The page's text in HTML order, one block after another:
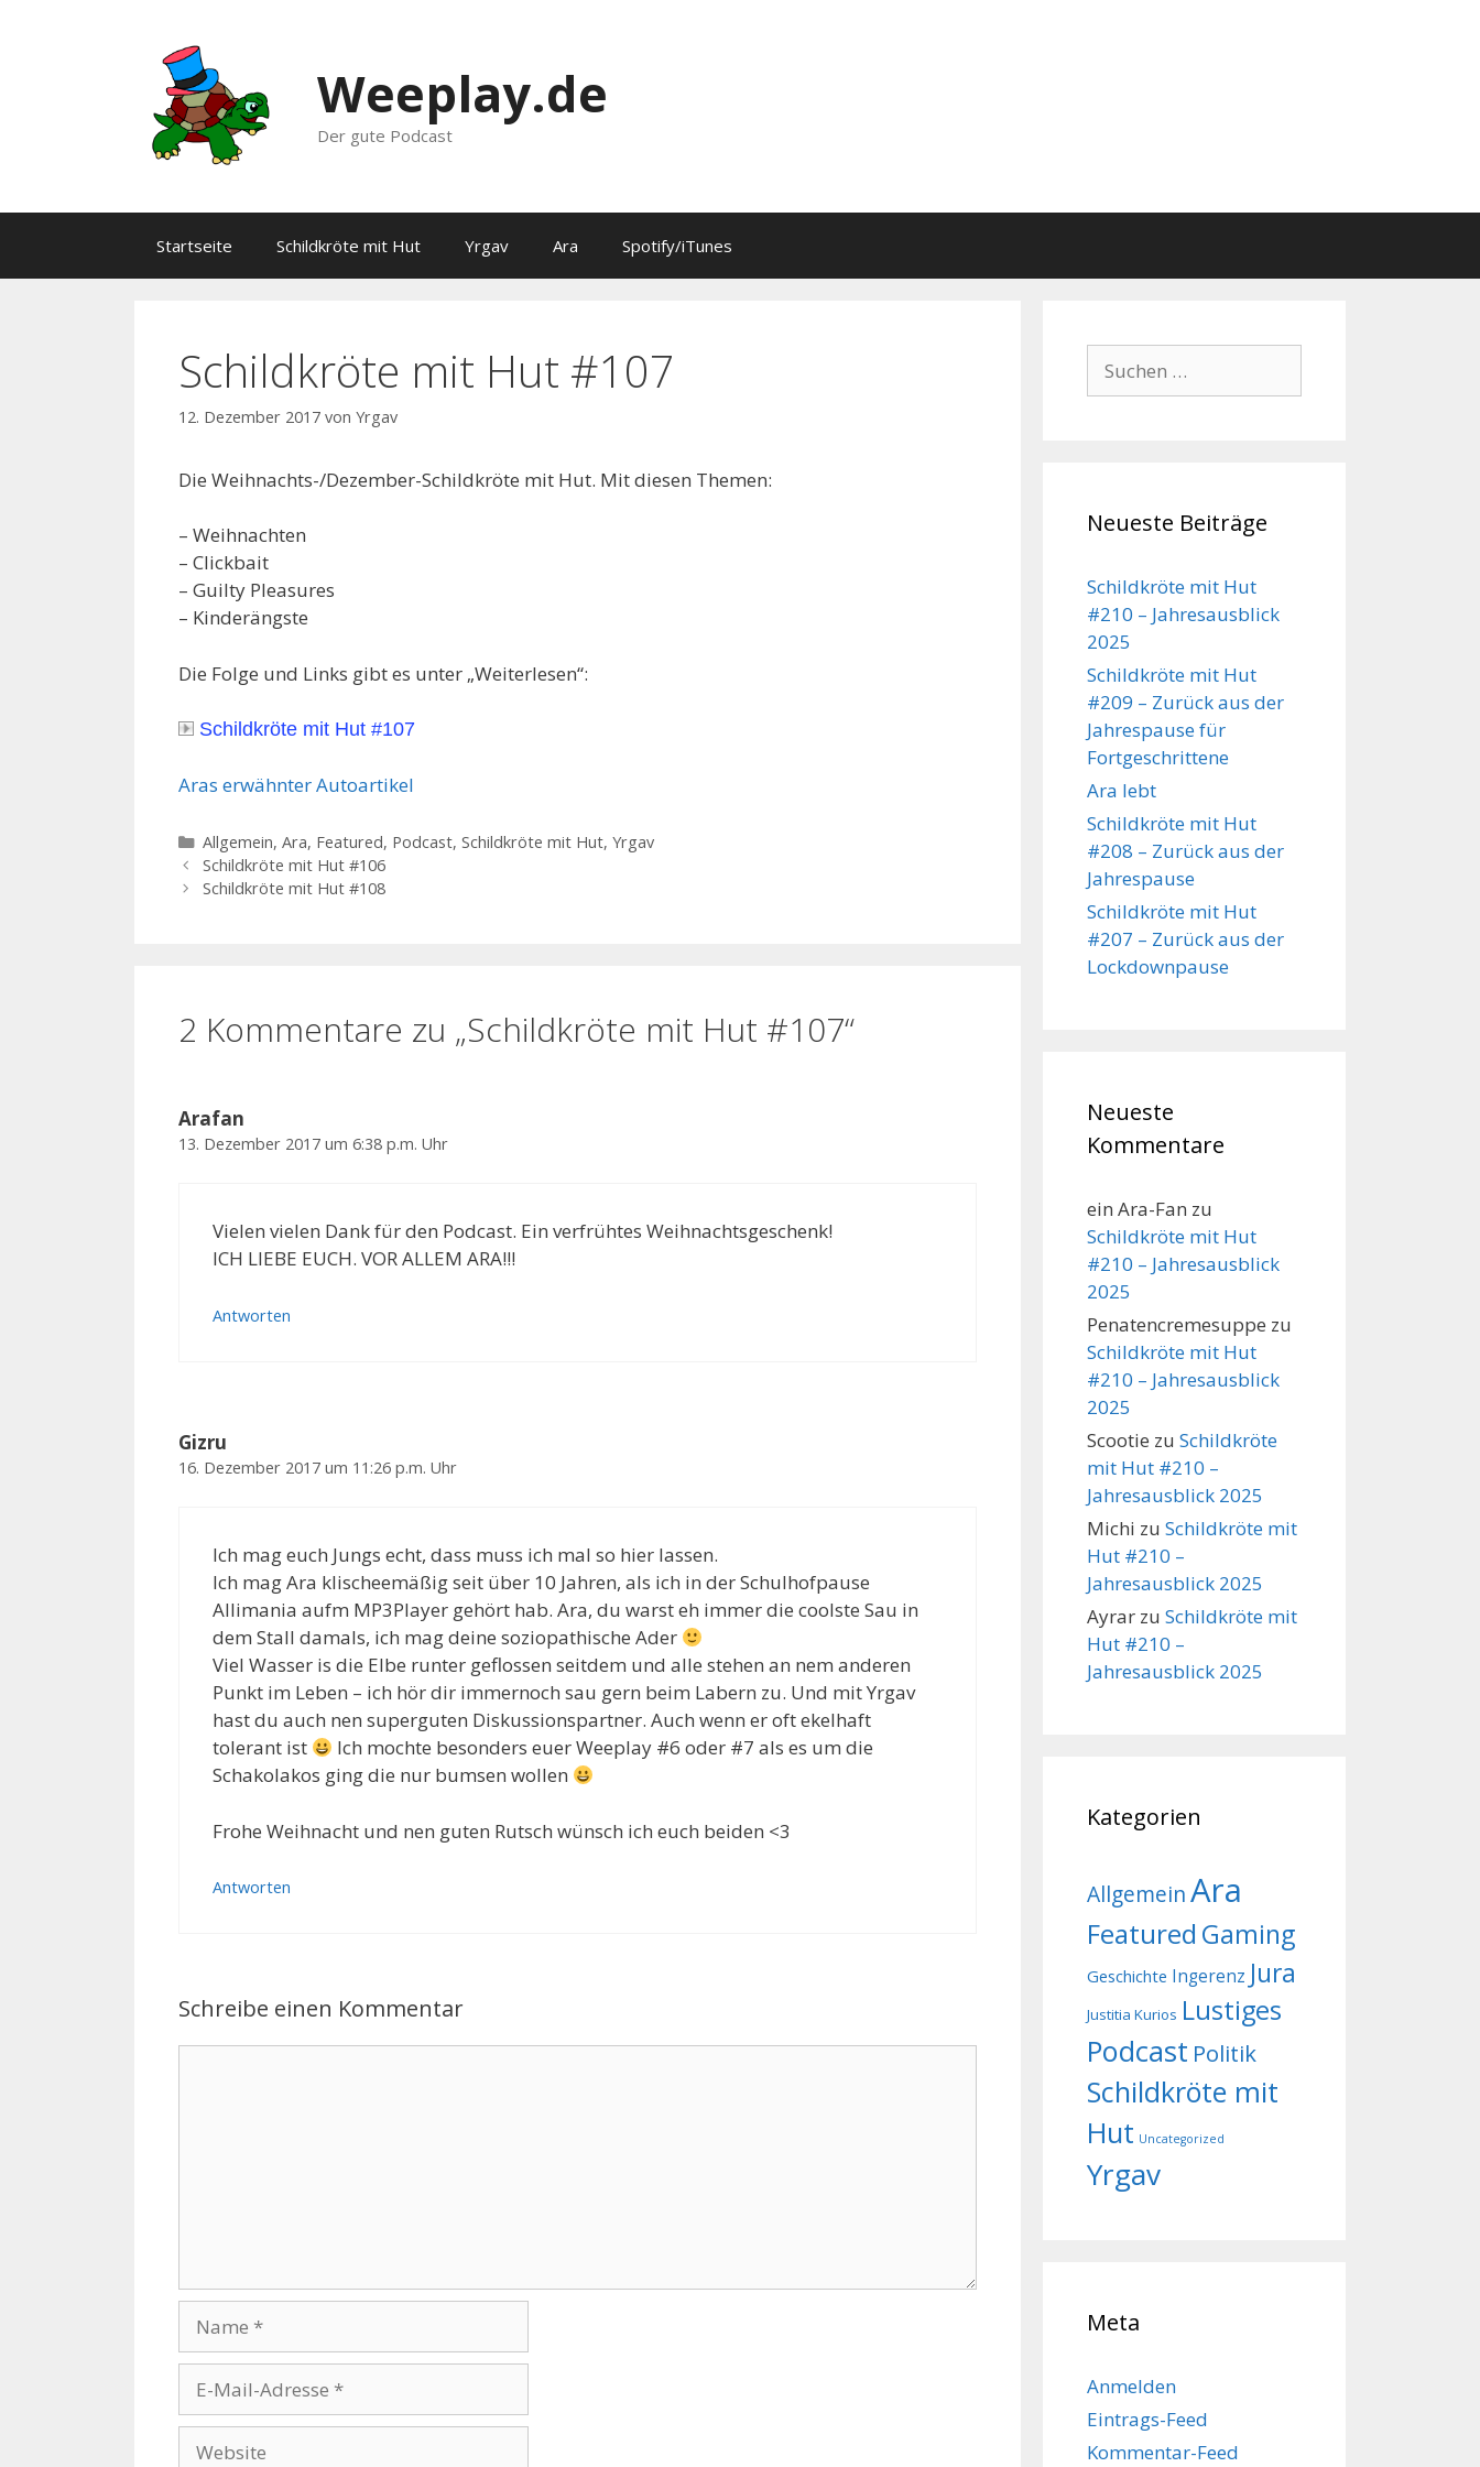
Weeplay.de
Der gute Podcast
Startseite Schildkröte mit Hut Yrgav Ara Spotify/iTunes
Schildkröte mit Hut #107
12. Dezember 2017 von Yrgav
Die Weihnachts-/Dezember-Schildkröte mit Hut. Mit diesen Themen:
– Weihnachten
– Clickbait
– Guilty Pleasures
– Kinderängste
Die Folge und Links gibt es unter „Weiterlesen“:
Schildkröte mit Hut #107
Aras erwähnter Autoartikel
Kategorien
Allgemein, Ara, Featured, Podcast, Schildkröte mit Hut, Yrgav
Schildkröte mit Hut #106
Schildkröte mit Hut #108
2 Kommentare zu „Schildkröte mit Hut #107“
Arafan
13. Dezember 2017 um 6:38 p.m. Uhr
Vielen vielen Dank für den Podcast. Ein verfrühtes Weihnachtsgeschenk!
ICH LIEBE EUCH. VOR ALLEM ARA!!!
Antworten
Gizru
16. Dezember 2017 um 11:26 p.m. Uhr
Ich mag euch Jungs echt, dass muss ich mal so hier lassen.
Ich mag Ara klischeemäßig seit über 10 Jahren, als ich in der Schulhofpause
Allimania aufm MP3Player gehört hab. Ara, du warst eh immer die coolste Sau in
dem Stall damals, ich mag deine soziopathische Ader
Viel Wasser is die Elbe runter geflossen seitdem und alle stehen an nem anderen
Punkt im Leben – ich hör dir immernoch sau gern beim Labern zu. Und mit Yrgav
hast du auch nen superguten Diskussionspartner. Auch wenn er oft ekelhaft
tolerant ist
Ich mochte besonders euer Weeplay #6 oder #7 als es um die
Schakolakos ging die nur bumsen wollen
Frohe Weihnacht und nen guten Rutsch wünsch ich euch beiden <3
Antworten
Schreibe einen Kommentar
Mail-
Adresse
nach:
Neueste Beiträge
Schildkröte mit Hut
#210 – Jahresausblick
2025
Schildkröte mit Hut
#209 – Zurück aus der
Jahrespause für
Fortgeschrittene
Ara lebt
Schildkröte mit Hut
#208 – Zurück aus der
Jahrespause
Schildkröte mit Hut
#207 – Zurück aus der
Lockdownpause
Neueste
Kommentare
ein Ara-Fan zu
Schildkröte mit Hut
#210 – Jahresausblick
2025
Penatencremesuppe zu
Schildkröte mit Hut
#210 – Jahresausblick
2025
Scootie zu Schildkröte
mit Hut #210 –
Jahresausblick 2025
Michi zu Schildkröte mit
Hut #210 –
Jahresausblick 2025
Ayrar zu Schildkröte mit
Hut #210 –
Jahresausblick 2025
Kategorien
AllgemeinAra
Featured Gaming
Geschichte Ingerenz Jura
Justitia Kurios Lustiges
Podcast Politik
Schildkröte mit
Hut Uncategorized
Yrgav
Meta
Anmelden
Eintrags-Feed
Kommentar-Feed